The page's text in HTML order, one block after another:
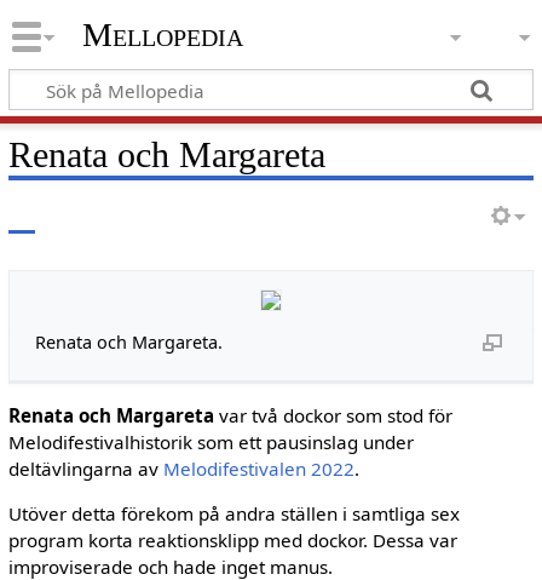
Mellopedia
Renata och Margareta
Renata och Margareta.
Renata och Margareta var två dockor som stod för
Melodifestivalhistorik som ett pausinslag under
deltävlingarna av Melodifestivalen 2022.
Utöver detta förekom på andra ställen i samtliga sex
program korta reaktionsklipp med dockor. Dessa var
improviserade och hade inget manus.